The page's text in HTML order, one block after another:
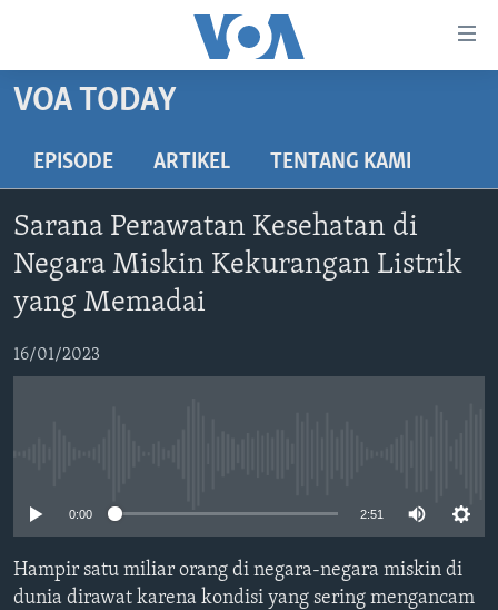
Akses
Utama
Lanjut
ke
Navigasi
Utama
Lanjut
ke
DUNIA
POLYGRAPH
DAFTAR PROGRAM
Bahasa-bahasa
VOA TODAY
EPISODE ARTIKEL TENTANG KAMI
Sarana Perawatan Kesehatan di
Negara Miskin Kekurangan Listrik
yang Memadai
16/01/2023
0:00 2:51
Hampir satu miliar orang di negara-negara miskin di
dunia dirawat karena kondisi yang sering mengancam